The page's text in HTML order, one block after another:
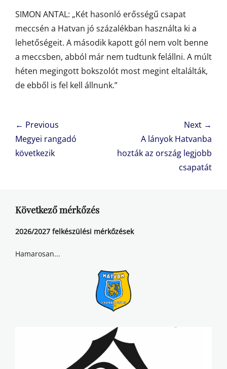
SIMON ANTAL: „Két hasonló erősségű csapat
meccsén a Hatvan jó százalékban használta ki a
lehetőségeit. A második kapott gól nem volt benne
a meccsben, abból már nem tudtunk felállni. A múlt
héten megingott bokszolót most megint eltalálták,
de ebből is fel kell állnunk.”
Bejegyzés
navigáció
← Previous
Previous
post:
Megyei rangadó
következik
Next →
post:
A lányok Hatvanba
hozták az ország legjobb
csapatát
Következő mérkőzés
2026/2027 felkészülési mérkőzések
Hamarosan...